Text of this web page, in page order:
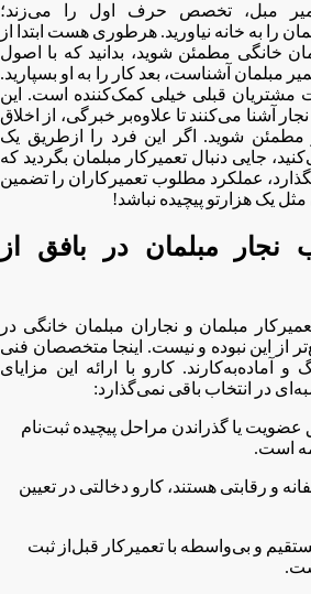
مبل، تخصص حرف اول را می‌زند؛
را به خانه نیاورید. هرطوری هست ابتدا از
خانگی مطمئن شوید، بدانید که با اصول
مبلمان آشناست، بعد کار را به او بسپارید.
مشتریان قبلی خیلی کمک‌کننده است. این
آشنا می‌کنند تا علاوه‌بر خبرگی، از اخلاق
شوید. اگر این فرد را ازطریق یک
جایی دنبال تعمیرکار مبلمان بگردید که
عملکرد مطلوب تعمیرکاران را تضمین
یک هزارتو پیچیده نباشد!
نجار مبلمان در بافق از
مبلمان و نجاران مبلمان خانگی در
از این نبوده و نیست. اینجا متخصصان فنی
آماده‌به‌کارند. کارو با ارائه این مزایای
در انتخاب باقی نمی‌گذارد:
عضویت یا گذراندن مراحل پیچیده ثبت‌نام
است.
و رقابتی هستند، کارو دخالتی در تعیین
و بی‌واسطه با تعمیرکار قبل‌از ثبت